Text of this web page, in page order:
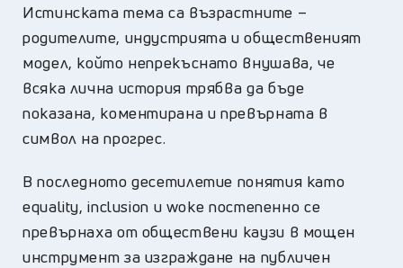
Истинската тема са възрастните –
родителите, индустрията и общественият
модел, който непрекъснато внушава, че
всяка лична история трябва да бъде
показана, коментирана и превърната в
символ на прогрес.
В последното десетилетие понятия като
equality, inclusion и woke постепенно се
превърнаха от обществени каузи в мощен
инструмент за изграждане на публичен